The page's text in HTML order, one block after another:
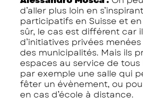
d’aller plus loin en
participatifs en Suisse et
sûr, le cas est différent car il
d’initiatives privées menées
des municipalités. Mais ils
espaces au service de
par exemple une salle qui
fêter un évènement, ou
en cas d’école à distance.